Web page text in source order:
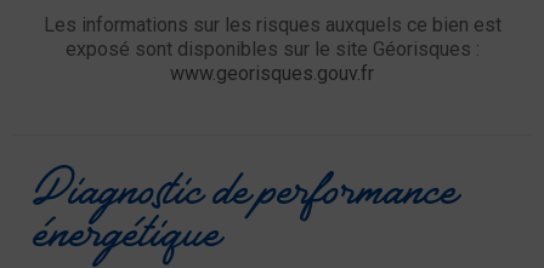
Les informations sur les risques auxquels ce bien est
exposé sont disponibles sur le site Géorisques :
www.georisques.gouv.fr
Diagnostic de performance
énergétique